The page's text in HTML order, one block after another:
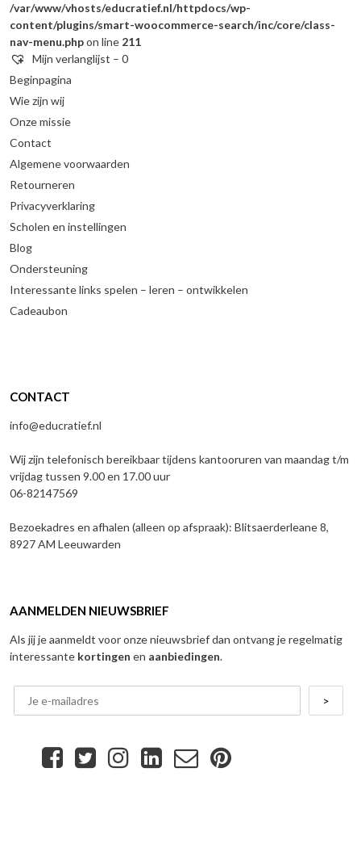
/var/www/vhosts/educratief.nl/httpdocs/wp-
content/plugins/smart-woocommerce-search/inc/core/class-
nav-menu.phpon line 211
Mijn verlanglijst – 0
Beginpagina
Wie zijn wij
Onze missie
Contact
Algemene voorwaarden
Retourneren
Privacyverklaring
Scholen en instellingen
Blog
Ondersteuning
Interessante links spelen – leren – ontwikkelen
Cadeaubon
CONTACT
info@educratief.nl
Wij zijn telefonisch bereikbaar tijdens kantooruren van maandag t/m
vrijdag tussen 9.00 en 17.00 uur
06-82147569
Bezoekadres en afhalen (alleen op afspraak): Blitsaerderleane 8,
8927 AM Leeuwarden
AANMELDEN NIEUWSBRIEF
Als jij je aanmeldt voor onze nieuwsbrief dan ontvang je regelmatig
interessante kortingen en aanbiedingen.